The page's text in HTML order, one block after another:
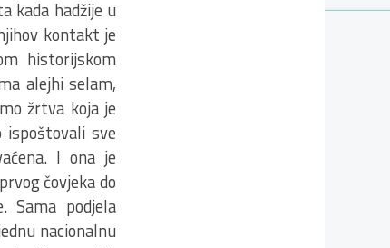
kada hadžije u
kontakt je
historijskom
alejhi selam,
žrtva koja je
sve
I ona je
čovjeka do
podjela
nacionalnu